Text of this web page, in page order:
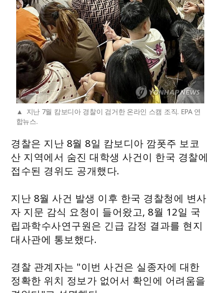
지난 7월 캄보디아 경찰이 검거한 온라인 스캠 조직. EPA 연
합뉴스.
경찰은 지난 8월 8일 캄보디아 깜폿주 보코
산 지역에서 숨진 대학생 사건이 한국 경찰에
접수된 경위도 공개했다.
지난 8월 사건 발생 이후 한국 경찰청에 변사
자 지문 감식 요청이 들어왔고, 8월 12일 국
립과학수사연구원은 긴급 감정 결과를 현지
대사관에 통보했다.
경찰 관계자는 "이번 사건은 실종자에 대한
정확한 위치 정보가 없어서 확인에 어려움을